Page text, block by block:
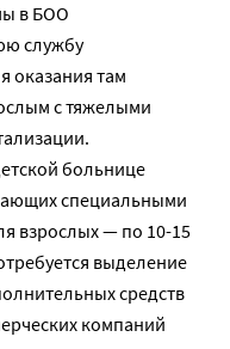
в БОО
службу
оказания там
с тяжелыми
больнице
специальными
взрослых — по 10-15
выделение
средств
компаний